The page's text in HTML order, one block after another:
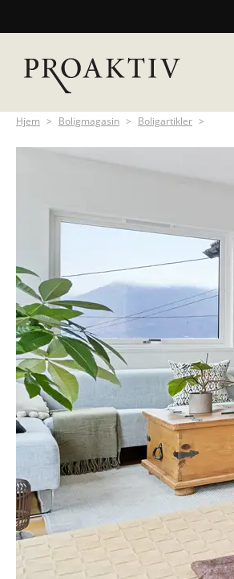
Hjem > Boligmagasin > Boligartikler >